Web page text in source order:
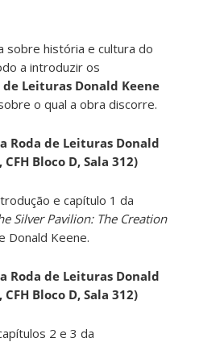
sobre história e cultura do
a introduzir os
de Leituras Donald Keene
o qual a obra discorre.
Roda de Leituras Donald
CFH Bloco D, Sala 312)
e capítulo 1 da
Silver Pavilion: The Creation
Donald Keene.
Roda de Leituras Donald
CFH Bloco D, Sala 312)
2 e 3 da